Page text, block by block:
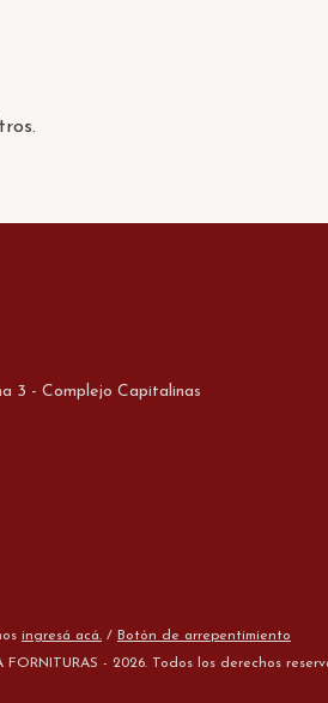
3 - Complejo Capitalinas
ingresá acá. / Botón de arrepentimiento
FORNITURAS - 2026. Todos los derechos